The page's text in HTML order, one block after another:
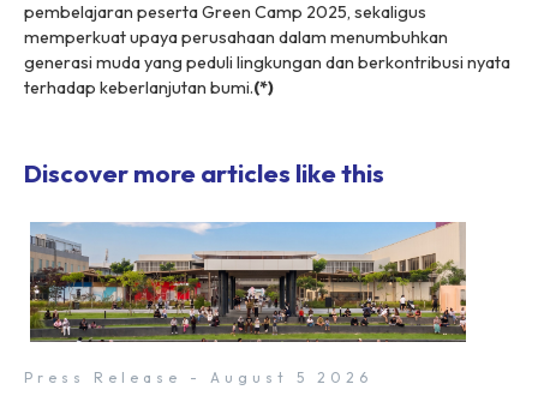
pembelajaran peserta Green Camp 2025, sekaligus
memperkuat upaya perusahaan dalam menumbuhkan
generasi muda yang peduli lingkungan dan berkontribusi nyata
terhadap keberlanjutan bumi.(*)
Discover more articles like this
Press Release - August 5 2026